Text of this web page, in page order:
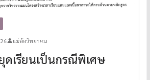
แม่อ้อวิทยาคม
ดเรียนเป็นกรณีพิเศษ